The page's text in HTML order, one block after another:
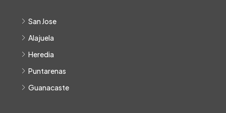
San Jose
Alajuela
Heredia
Puntarenas
Guanacaste